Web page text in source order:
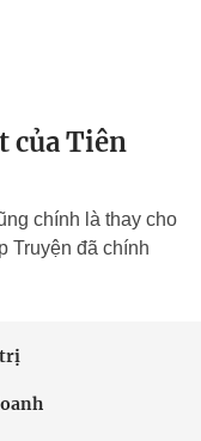
của Tiên
chính là thay cho
Truyện đã chính